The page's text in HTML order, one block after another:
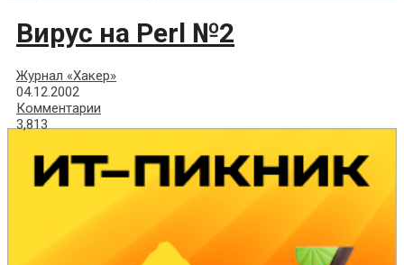
Вирус на Perl №2
Журнал «Хакер»
04.12.2002
Комментарии
3,813